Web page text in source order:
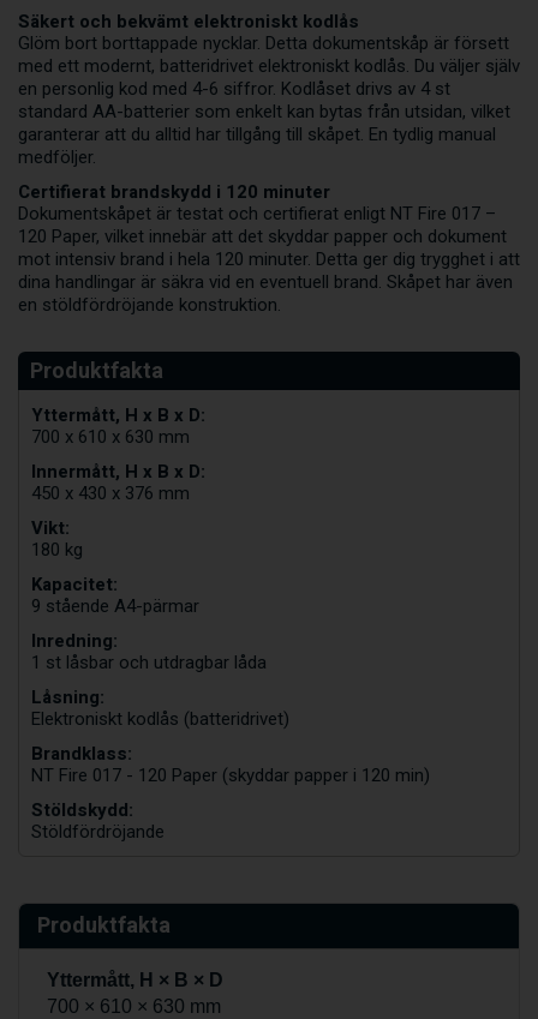
Säkert och bekvämt elektroniskt kodlås
Glöm bort borttappade nycklar. Detta dokumentskåp är försett
med ett modernt, batteridrivet elektroniskt kodlås. Du väljer själv
en personlig kod med 4-6 siffror. Kodlåset drivs av 4 st
standard AA-batterier som enkelt kan bytas från utsidan, vilket
garanterar att du alltid har tillgång till skåpet. En tydlig manual
medföljer.
Certifierat brandskydd i 120 minuter
Dokumentskåpet är testat och certifierat enligt NT Fire 017 –
120 Paper, vilket innebär att det skyddar papper och dokument
mot intensiv brand i hela 120 minuter. Detta ger dig trygghet i att
dina handlingar är säkra vid en eventuell brand. Skåpet har även
en stöldfördröjande konstruktion.
Yttermått, H x B x D:
700 x 610 x 630 mm
Innermått, H x B x D:
450 x 430 x 376 mm
Vikt:
180 kg
Kapacitet:
9 stående A4-pärmar
Inredning:
1 st låsbar och utdragbar låda
Låsning:
Elektroniskt kodlås (batteridrivet)
Brandklass:
NT Fire 017 - 120 Paper (skyddar papper i 120 min)
Stöldskydd:
Stöldfördröjande
Produktfakta
Yttermått, H × B × D
700 × 610 × 630 mm